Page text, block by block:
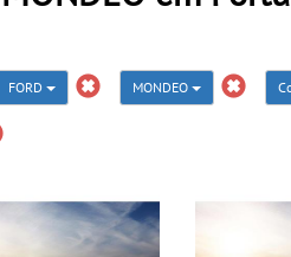
FORD MONDEO